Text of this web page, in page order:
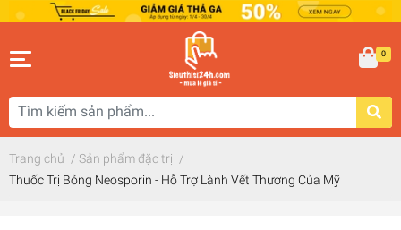
0
Trang chủ / Sản phẩm đặc trị /
Thuốc Trị Bỏng Neosporin - Hỗ Trợ Lành Vết Thương Của Mỹ